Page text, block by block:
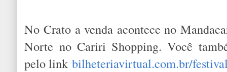
No Crato a venda acontece no
Norte no Cariri Shopping. Você
pelo linkbilheteriavirtual.com.br/